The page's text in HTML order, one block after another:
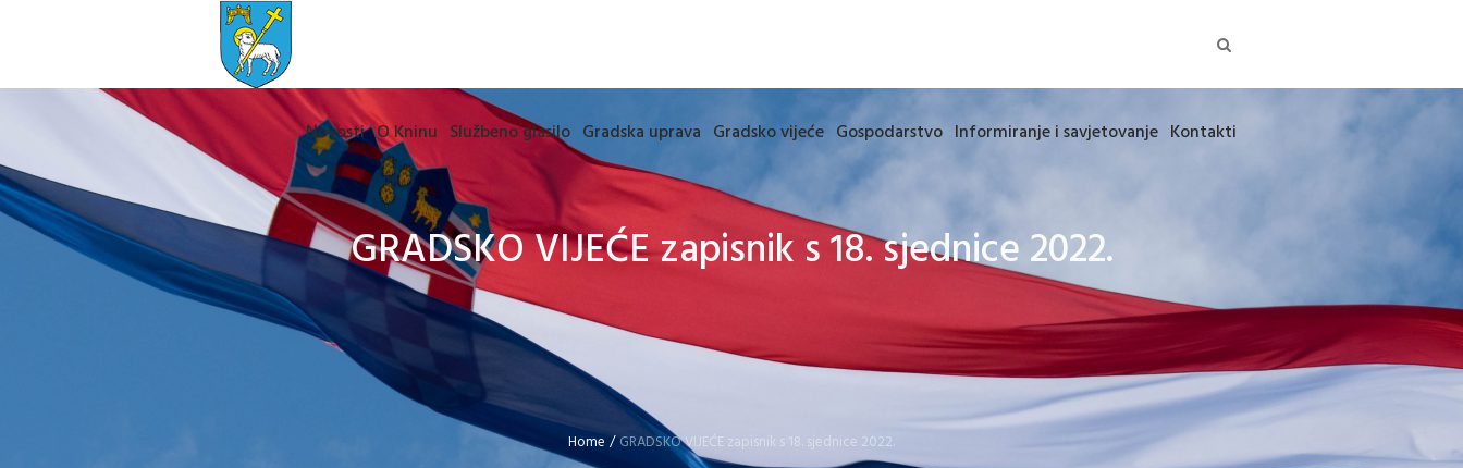
Novosti O Kninu Službeno glasilo Gradska uprava Gradsko vijeće Gospodarstvo Informiranje i savjetovanje Kontakti
GRADSKO VIJEĆE zapisnik s 18. sjednice 2022.
Home /GRADSKO VIJEĆE zapisnik s 18. sjednice 2022.